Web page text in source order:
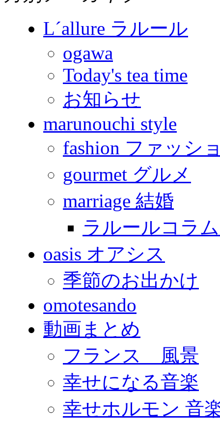
L´allure ラルール
ogawa
Today's tea time
お知らせ
marunouchi style
fashion ファッシ
gourmet グルメ
marriage 結婚
ラルールコラ
oasis オアシス
季節のお出かけ
omotesando
動画まとめ
フランス 風景
幸せになる音楽
幸せホルモン 音